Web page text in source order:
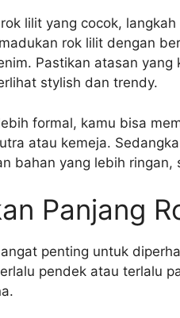
lilit yang cocok,
rok lilit dengan
Pastikan atasan
stylish dan trendy.
formal, kamu bisa
atau kemeja.
bahan yang lebih
Panjang
penting untuk
pendek atau terlalu